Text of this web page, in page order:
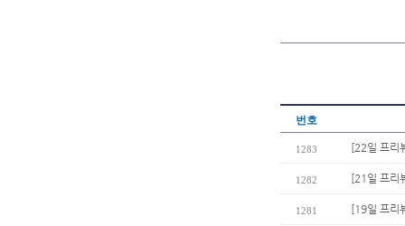
번호
1283 [22일 프리
1282 [21일 프리
1281 [19일 프리